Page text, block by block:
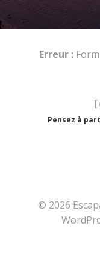
Erreur :
Pensez à
© 2026